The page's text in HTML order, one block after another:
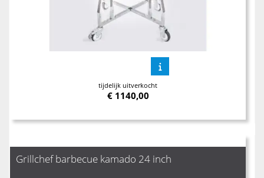
tijdelijk uitverkocht
€ 1140,00
Grillchef barbecue kamado 24 inch